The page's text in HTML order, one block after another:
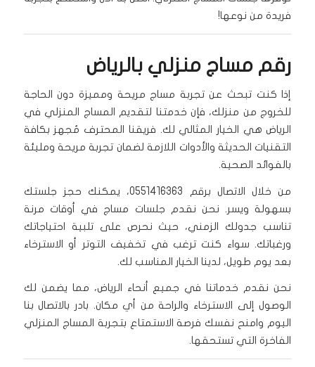
فريدة من نوعها!
رقم مساج منزلي بالرياض
إذا كنت تبحث عن تجربة مساج مريحة ومميزة دون الحاجة
للخروج من منزلك، فإن خدمتنا لتقديم المساج المنزلي في
الرياض هي الخيار المثالي لك. فريقنا المحترف مُجهز بكافة
التقنيات الحديثة والأدوات اللازمة لضمان تجربة مريحة ومليئة
بالفوائد الصحية.
من خلال الاتصال برقم 0551416363، يمكنك حجز جلستك
بسهولة ويسر. نحن نقدم جلسات مساج في أوقات مرنة
تناسب جدولك الزمني، حيث نحرص على تلبية احتياجاتك
ورغباتك. سواء كنت ترغب في تخفيف التوتر أو الاسترخاء
بعد يوم طويل، لدينا الخيار المناسب لك.
نحن نقدم خدماتنا في جميع أنحاء الرياض، مما يضمن لك
الوصول إلى الاسترخاء والراحة من أي مكان. بادر بالاتصال بنا
اليوم وامنح نفسك فرصة الاستمتاع بتجربة المساج المنزلي
الفاخرة التي تستحقها.